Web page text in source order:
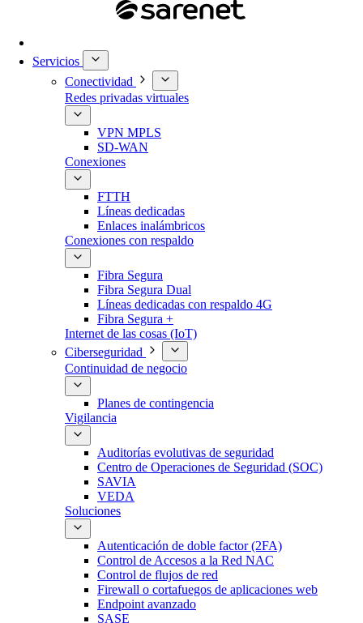
Servicios
Conectividad
Redes privadas virtuales
VPN MPLS
SD-WAN
Conexiones
FTTH
Líneas dedicadas
Enlaces inalámbricos
Conexiones con respaldo
Fibra Segura
Fibra Segura Dual
Líneas dedicadas con respaldo 4G
Fibra Segura +
Internet de las cosas (IoT)
Ciberseguridad
Continuidad de negocio
Planes de contingencia
Vigilancia
Auditorías evolutivas de seguridad
Centro de Operaciones de Seguridad (SOC)
SAVIA
VEDA
Soluciones
Autenticación de doble factor (2FA)
Control de Accesos a la Red NAC
Control de flujos de red
Firewall o cortafuegos de aplicaciones web
Endpoint avanzado
SASE